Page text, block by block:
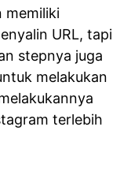
memiliki
URL, tapi
stepnya juga
melakukan
terlebih